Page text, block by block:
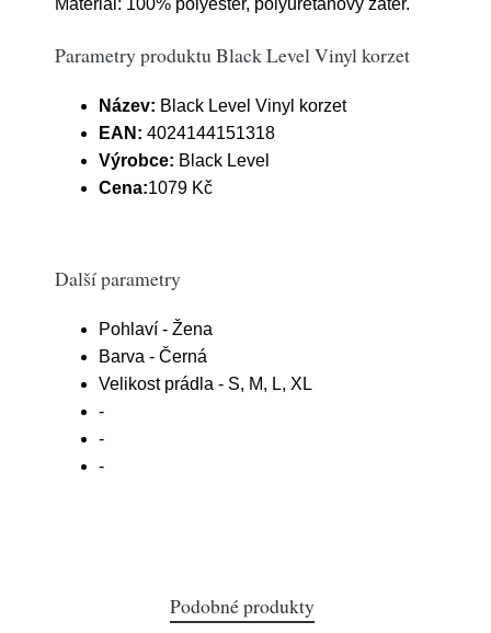
Materiál: 100% polyester, polyuretanový zátěr.
Parametry produktu Black Level Vinyl korzet
Název: Black Level Vinyl korzet
EAN: 4024144151318
Výrobce: Black Level
Cena:1079 Kč
Další parametry
Pohlaví - Žena
Barva - Černá
Velikost prádla - S, M, L, XL
-
-
-
Podobné produkty